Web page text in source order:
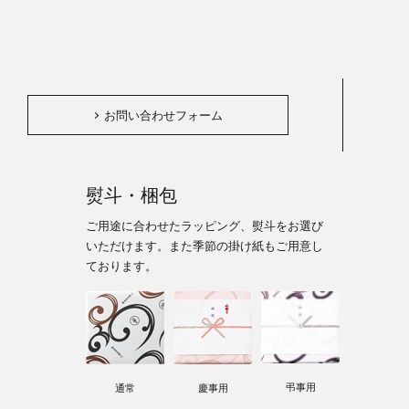
お問い合わせフォーム
熨斗・梱包
ご用途に合わせたラッピング、熨斗をお選び
いただけます。また季節の掛け紙もご用意し
ております。
通常 慶事用 弔事用